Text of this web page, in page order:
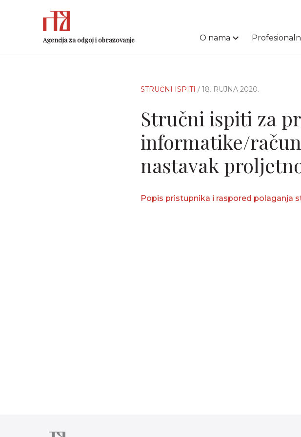
Agencija za odgoj i obrazovanje O nama
STRUČNI ISPITI / 18. RUJNA 2020.
Stručni ispiti za
informatike/
nastavak
Popis pristupnika i raspored polaganja